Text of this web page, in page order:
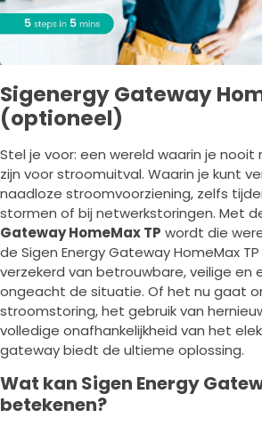
Sigenergy Gateway
(optioneel)
Stel je voor: een wereld waarin je
zijn voor stroomuitval. Waarin je kunt
naadloze stroomvoorziening, zelfs
stormen of bij netwerkstoringen. Met
Gateway HomeMax TP wordt die
de Sigen Energy Gateway HomeMax
verzekerd van betrouwbare, veilige en
ongeacht de situatie. Of het nu gaat
stroomstoring, het gebruik van
volledige onafhankelijkheid van het
gateway biedt de ultieme oplossing.
Wat kan Sigen Energy
betekenen?